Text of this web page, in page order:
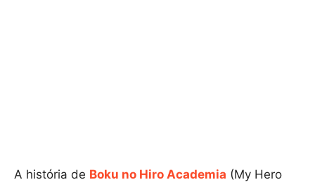
A história de Boku no Hiro Academia (My Hero